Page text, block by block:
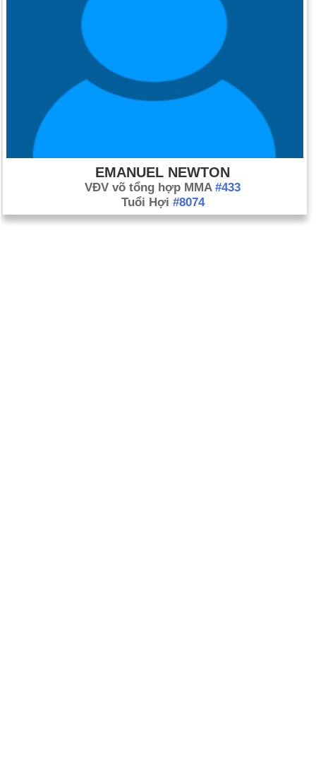
EMANUEL NEWTON
VĐV võ tổng hợp MMA #433
Tuổi Hợi #8074